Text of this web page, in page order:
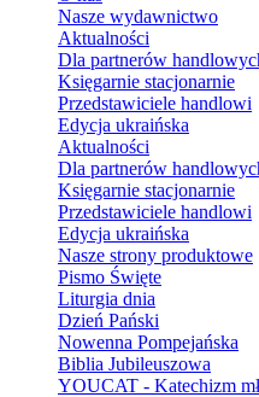
Nasze wydawnictwo
Aktualności
Dla partnerów
Księgarnie stacjonarnie
Przedstawiciele handlowi
Edycja ukraińska
Aktualności
Dla partnerów
Księgarnie stacjonarnie
Przedstawiciele handlowi
Edycja ukraińska
Nasze strony produktowe
Pismo Święte
Liturgia dnia
Dzień Pański
Nowenna Pompejańska
Biblia Jubileuszowa
YOUCAT - Katechizm